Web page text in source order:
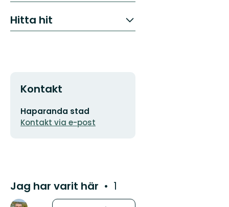
Hitta hit
Kontakt
E-
postadress
Haparanda stad
Kontakt via e-post
Jag har varit här 1